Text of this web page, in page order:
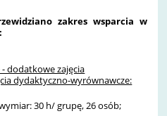
zakres wsparcia w
dodatkowe zajęcia
dydaktyczno-wyrównawcze:
30 h/ grupę, 26 osób;